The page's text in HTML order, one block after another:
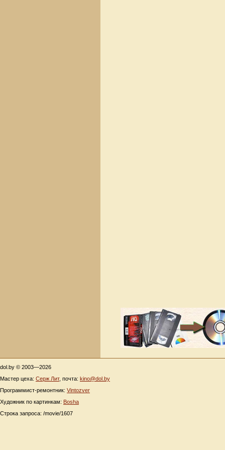
dol.by © 2003—2026
Мастер цеха: Серж Лит, почта: kino@dol.by
Программист-ремонтник: Vintozver
Художник по картинкам: Bosha
Строка запроса: /movie/1607